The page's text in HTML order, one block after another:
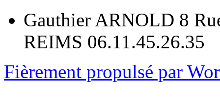
Gauthier ARNOLD 8
REIMS 06.11.45.26.35
Fièrement propulsé par